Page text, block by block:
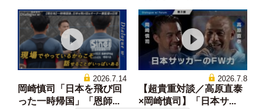
2026.7.14
岡崎慎司「日本を飛び回
った一時帰国」「恩師...
2026.7.8
【超貴重対談／高原直泰
×岡崎慎司】「日本サ...